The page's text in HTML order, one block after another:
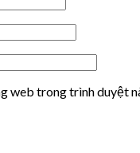
web trong trình duyệt